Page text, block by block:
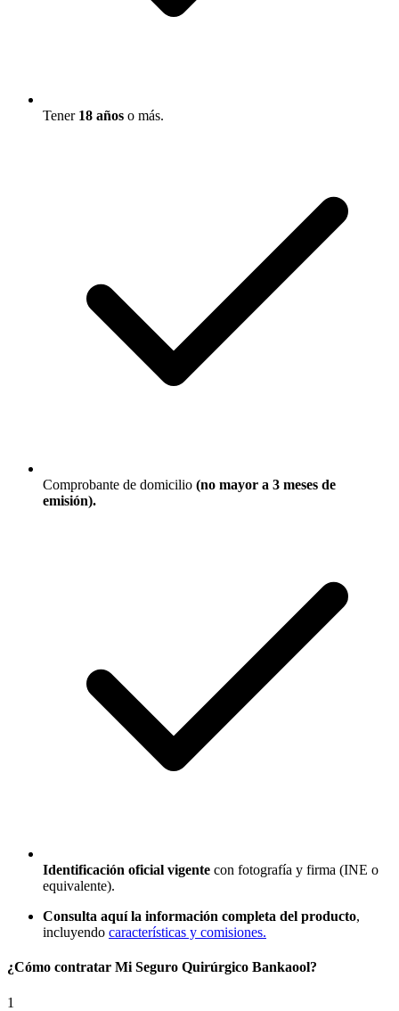
Tener 18 años o más.
Comprobante de domicilio (no mayor a 3 meses de
emisión).
Identificación oficial vigente con fotografía y firma (INE o
equivalente).
Consulta aquí la información completa del producto,
incluyendo características y comisiones.
¿Cómo contratar Mi Seguro Quirúrgico Bankaool?
1